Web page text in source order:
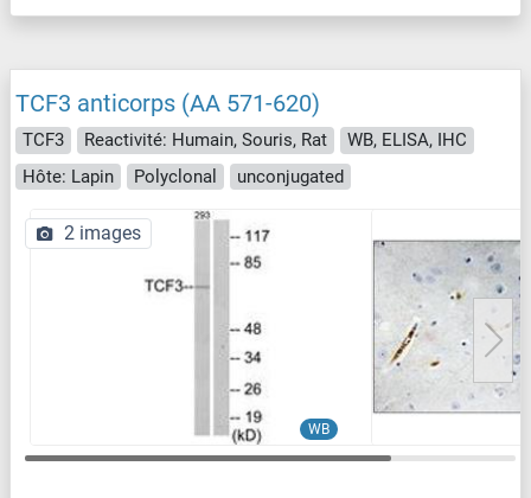
TCF3 anticorps (AA 571-620)
TCF3 Reactivité: Humain, Souris, Rat
WB, ELISA, IHC
Hôte: Lapin
Polyclonal unconjugated
WB
2 images